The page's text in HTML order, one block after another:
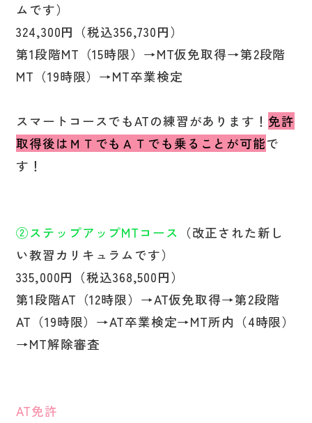
ムです）
324,300円（税込356,730円）
第1段階MT（15時限）→MT仮免取得→第2段階
MT（19時限）→MT卒業検定
スマートコースでもATの練習があります！ 免許
取得後はＭＴでもＡＴでも乗ることが可能で
す！
②ステップアップMTコース （改正された新し
い教習カリキュラムです）
335,000円（税込368,500円）
第1段階AT（12時限）→AT仮免取得→第2段階
AT（19時限）→AT卒業検定→MT所内（4時限）
→MT解除審査
AT免許